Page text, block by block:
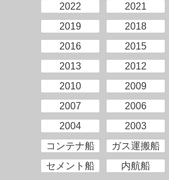
2022
2021
2019
2018
2016
2015
2013
2012
2010
2009
2007
2006
2004
2003
コンテナ船
ガス運搬船
セメント船
内航船